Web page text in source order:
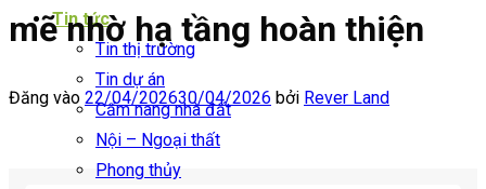
Tin tức
Tin thị trường
Tin dự án
Cẩm nang nhà đất
Nội – Ngoại thất
Phong thủy
mẽ nhờ hạ tầng hoàn thiện
Đăng vào 22/04/202630/04/2026 bởi Rever Land